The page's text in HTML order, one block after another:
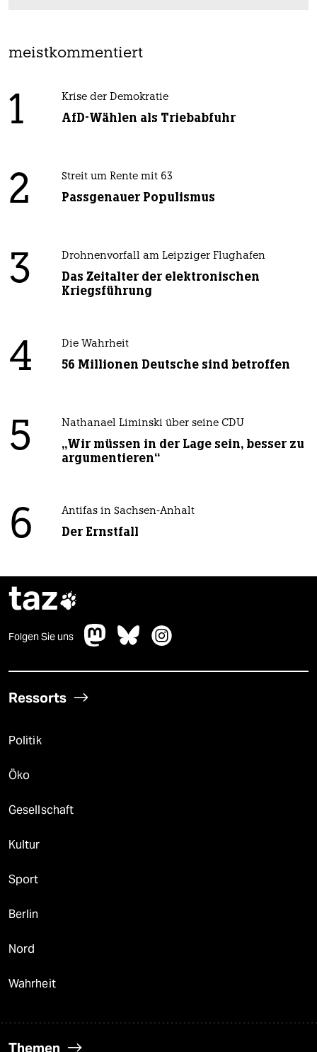
meistkommentiert
1 Krise der Demokratie
AfD-Wählen als Triebabfuhr
2 Streit um Rente mit 63
Passgenauer Populismus
3 Drohnenvorfall am Leipziger Flughafen
Das Zeitalter der elektronischen
Kriegsführung
4 Die Wahrheit
56 Millionen Deutsche sind betroffen
5 Nathanael Liminski über seine CDU
„Wir müssen in der Lage sein, besser zu
argumentieren“
6 Antifas in Sachsen-Anhalt
Der Ernstfall
taz
Folgen Sie uns
Ressorts
Politik
Öko
Gesellschaft
Kultur
Sport
Berlin
Nord
Wahrheit
Themen